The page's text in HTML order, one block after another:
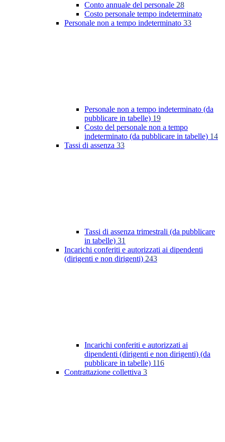
Conto annuale del personale 28
Costo personale tempo indeterminato
Personale non a tempo indeterminato 33
Personale non a tempo indeterminato (da
pubblicare in tabelle) 19
Costo del personale non a tempo
indeterminato (da pubblicare in tabelle) 14
Tassi di assenza 33
Tassi di assenza trimestrali (da pubblicare
in tabelle) 31
Incarichi conferiti e autorizzati ai dipendenti
(dirigenti e non dirigenti) 243
Incarichi conferiti e autorizzati ai
dipendenti (dirigenti e non dirigenti) (da
pubblicare in tabelle) 116
Contrattazione collettiva 3